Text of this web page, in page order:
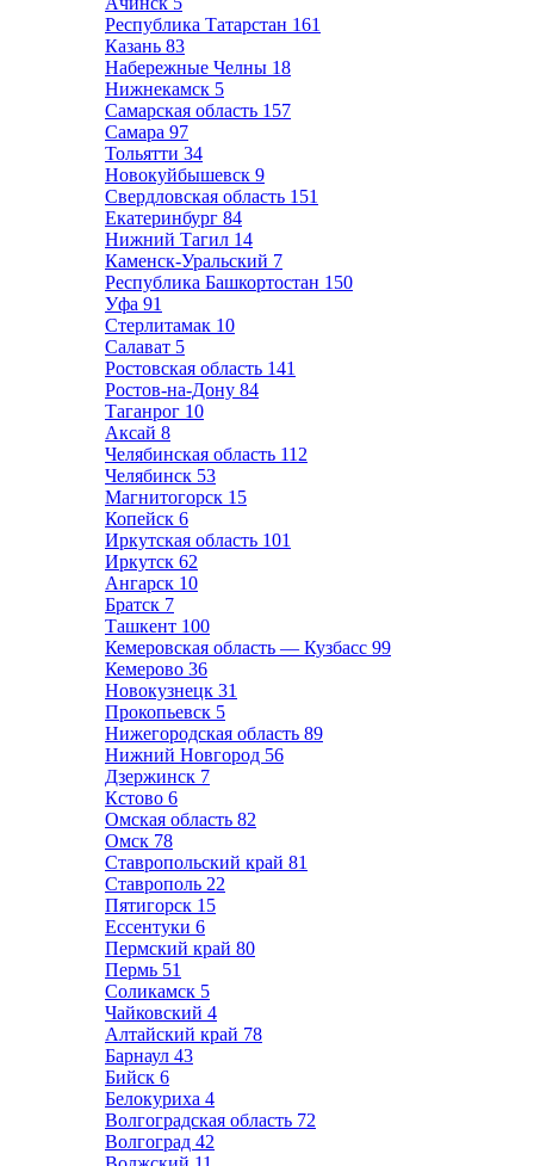
Республика Татарстан 161
Казань 83
Набережные Челны 18
Нижнекамск 5
Самарская область 157
Самара 97
Тольятти 34
Новокуйбышевск 9
Свердловская область 151
Екатеринбург 84
Нижний Тагил 14
Каменск-Уральский 7
Республика Башкортостан 150
Уфа 91
Стерлитамак 10
Салават 5
Ростовская область 141
Ростов-на-Дону 84
Таганрог 10
Аксай 8
Челябинская область 112
Челябинск 53
Магнитогорск 15
Копейск 6
Иркутская область 101
Иркутск 62
Ангарск 10
Братск 7
Ташкент 100
Кемеровская область — Кузбасс 99
Кемерово 36
Новокузнецк 31
Прокопьевск 5
Нижегородская область 89
Нижний Новгород 56
Дзержинск 7
Кстово 6
Омская область 82
Омск 78
Ставропольский край 81
Ставрополь 22
Пятигорск 15
Ессентуки 6
Пермский край 80
Пермь 51
Соликамск 5
Чайковский 4
Алтайский край 78
Барнаул 43
Бийск 6
Белокуриха 4
Волгоградская область 72
Волгоград 42